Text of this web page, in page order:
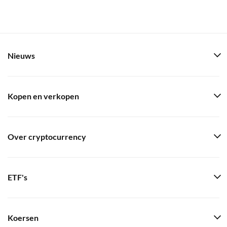
Nieuws
Kopen en verkopen
Over cryptocurrency
ETF's
Koersen